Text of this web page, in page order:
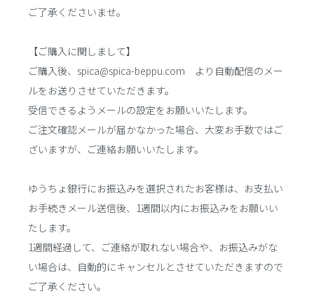
ご了承くださいませ。
【ご購入に関しまして】
ご購入後、spica@spica-beppu.com より自動配信のメー
ルをお送りさせていただきます。
受信できるようメールの設定をお願いいたします。
ご注文確認メールが届かなかった場合、大変お手数ではご
ざいますが、ご連絡お願いいたします。
ゆうちょ銀行にお振込みを選択されたお客様は、お支払い
お手続きメール送信後、1週間以内にお振込みをお願いい
たします。
1週間経過して、ご連絡が取れない場合や、お振込みがな
い場合は、自動的にキャンセルとさせていただきますので
ご了承ください。